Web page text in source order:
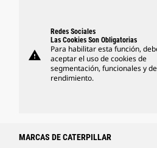
warning
Redes Sociales
Las Cookies Son Obligatorias
Para habilitar esta función,
aceptar el uso de cookies de
segmentación, funcionales y de
rendimiento.
MARCAS DE CATERPILLAR